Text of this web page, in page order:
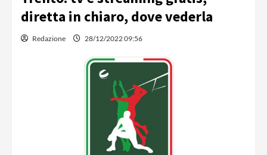
diretta in chiaro, dove vederla
Redazione 28/12/2022 09:56